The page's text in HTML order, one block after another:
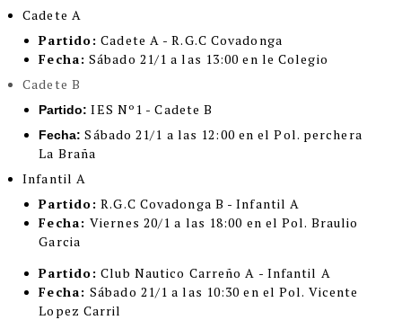
Cadete A
Partido: Cadete A - R.G.C Covadonga
Fecha: Sábado 21/1 a las 13:00 en le Colegio
Cadete B
Partido: IES Nº1 - Cadete B
Fecha: Sábado 21/1 a las 12:00 en el Pol. perchera
La Braña
Infantil A
Partido: R.G.C Covadonga B - Infantil A
Fecha:Viernes 20/1 a las 18:00 en el Pol. Braulio
Garcia
Partido: Club Nautico Carreño A - Infantil A
Fecha:Sábado 21/1 a las 10:30 en el Pol. Vicente
Lopez Carril